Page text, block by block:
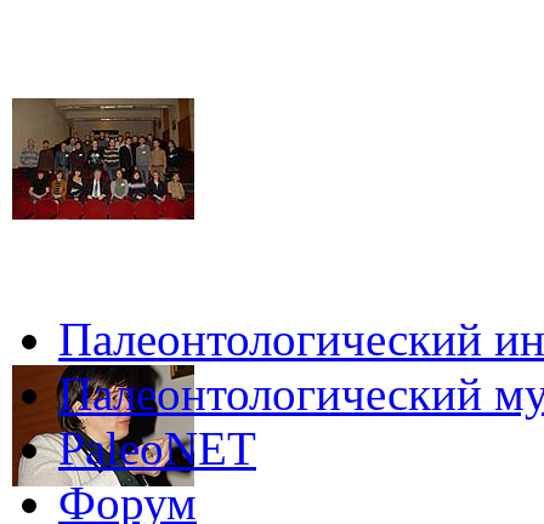
Палеонтологический
Палеонтологический
PaleoNET
Форум